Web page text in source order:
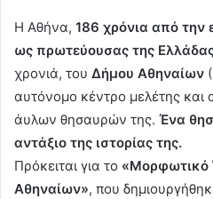
Η Αθήνα, 186 χρόνια από την
ως πρωτεύουσας της
χρονιά, του Δήμου Αθηναίων
αυτόνομο κέντρο μελέτης και
άυλων θησαυρών της. Ένα
αντάξιο της ιστορίας της.
Πρόκειται για το «Μορφωτικό
Αθηναίων», που